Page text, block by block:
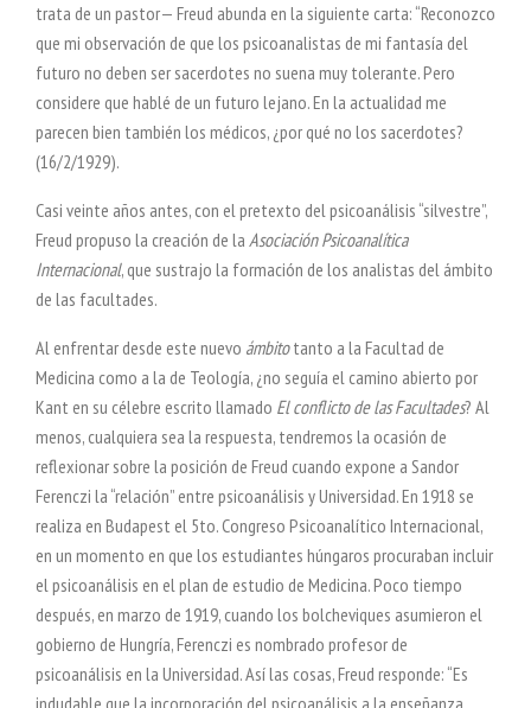
trata de un pastor— Freud abunda en la siguiente carta: “Reconozco
que mi observación de que los psicoanalistas de mi fantasía del
futuro no deben ser sacerdotes no suena muy tolerante. Pero
considere que hablé de un futuro lejano. En la actualidad me
parecen bien también los médicos, ¿por qué no los sacerdotes?
(16/2/1929).
Casi veinte años antes, con el pretexto del psicoanálisis “silvestre”,
Freud propuso la creación de la Asociación Psicoanalítica
Internacional, que sustrajo la formación de los analistas del ámbito
de las facultades.
Al enfrentar desde este nuevo ámbitotanto a la Facultad de
Medicina como a la de Teología, ¿no seguía el camino abierto por
Kant en su célebre escrito llamado El conflicto de las Facultades? Al
menos, cualquiera sea la respuesta, tendremos la ocasión de
reflexionar sobre la posición de Freud cuando expone a Sandor
Ferenczi la “relación” entre psicoanálisis y Universidad. En 1918 se
realiza en Budapest el 5to. Congreso Psicoanalítico Internacional,
en un momento en que los estudiantes húngaros procuraban incluir
el psicoanálisis en el plan de estudio de Medicina. Poco tiempo
después, en marzo de 1919, cuando los bolcheviques asumieron el
gobierno de Hungría, Ferenczi es nombrado profesor de
psicoanálisis en la Universidad. Así las cosas, Freud responde: “Es
indudable que la incorporación del psicoanálisis a la enseñanza